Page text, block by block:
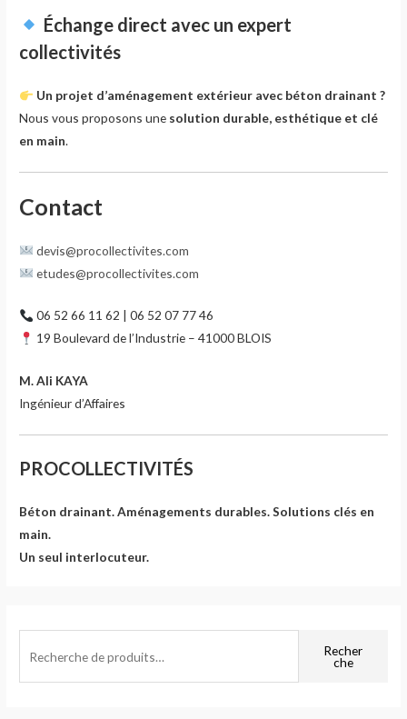
Recher
che
Échange direct avec un expert
collectivités
Un projet d’aménagement extérieur avec béton drainant ?
Nous vous proposons une solution durable, esthétique et clé
en main.
Contact
devis@procollectivites.com
etudes@procollectivites.com
06 52 66 11 62 | 06 52 07 77 46
19 Boulevard de l’Industrie – 41000 BLOIS
M. Ali KAYA
Ingénieur d’Affaires
PROCOLLECTIVITÉS
Béton drainant. Aménagements durables. Solutions clés en
main.
Un seul interlocuteur.